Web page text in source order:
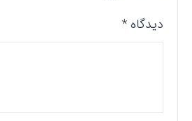
دیدگاه*